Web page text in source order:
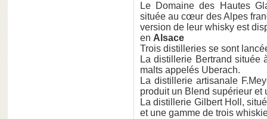
Le Domaine des Hautes
située au cœur des Alpes
version de leur whisky est
en Alsace
Trois distilleries se sont
La distillerie Bertrand située
malts appelés Uberach.
La distillerie artisanale
produit un Blend supérieur et
La distillerie Gilbert Holl,
et une gamme de trois